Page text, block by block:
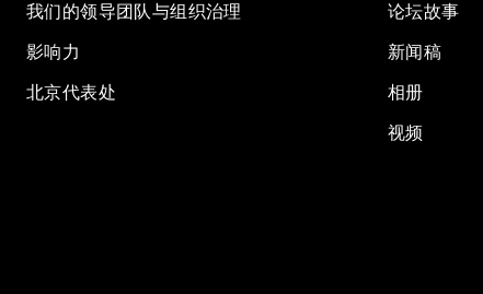
我们的领导团队与组织治理
影响力
北京代表处
论坛故事
新闻稿
相册
视频